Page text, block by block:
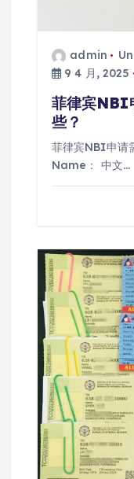
admin
9 4 月, 2025
菲律宾NBI
些？
菲律宾NBI申请
Name： 中文…